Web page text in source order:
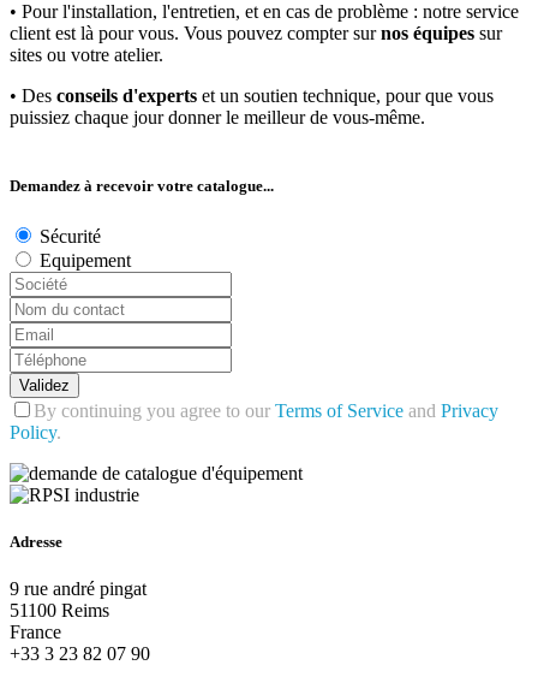
• Pour l'installation, l'entretien, et en cas de problème : notre service
client est là pour vous. Vous pouvez compter surnos équipes sur
sites ou votre atelier.
• Des conseils d'experts et un soutien technique, pour que vous
puissiez chaque jour donner le meilleur de vous-même.
Demandez à recevoir votre catalogue...
Sécurité
Equipement
Validez
By continuing you agree to our Terms of Service and Privacy
Policy.
Adresse
9 rue andré pingat
51100 Reims
France
+33 3 23 82 07 90